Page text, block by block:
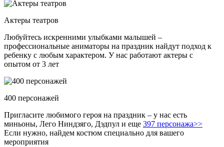
Актеры театров
Любуйтесь искренними улыбками малышей –
профессиональные аниматоры на праздник найдут подход к
ребенку с любым характером. У нас работают актеры с
опытом от 3 лет
400 персонажей
Пригласите любимого героя на праздник – у нас есть
миньоны, Лего Ниндзяго, Дэдпул и еще 397 персонажа>>
Если нужно, найдем костюм специально для вашего
мероприятия